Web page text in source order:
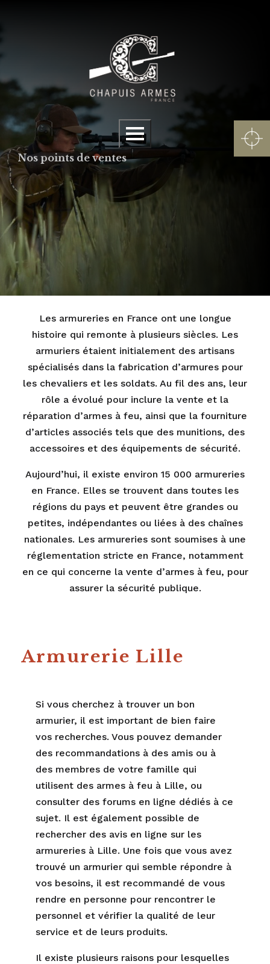
Menu
Nos points de ventes
Les armureries en France ont une longue
histoire qui remonte à plusieurs siècles. Les
armuriers étaient initialement des artisans
spécialisés dans la fabrication d’armures pour
les chevaliers et les soldats. Au fil des ans, leur
rôle a évolué pour inclure la vente et la
réparation d’armes à feu, ainsi que la fourniture
d’articles associés tels que des munitions, des
accessoires et des équipements de sécurité.
Aujourd’hui, il existe environ 15 000 armureries
en France. Elles se trouvent dans toutes les
régions du pays et peuvent être grandes ou
petites, indépendantes ou liées à des chaînes
nationales. Les armureries sont soumises à une
réglementation stricte en France, notamment
en ce qui concerne la vente d’armes à feu, pour
assurer la sécurité publique.
Armurerie Lille
Si vous cherchez à trouver un bon
armurier, il est important de bien faire
vos recherches. Vous pouvez demander
des recommandations à des amis ou à
des membres de votre famille qui
utilisent des armes à feu à Lille, ou
consulter des forums en ligne dédiés à ce
sujet. Il est également possible de
rechercher des avis en ligne sur les
armureries à Lille. Une fois que vous avez
trouvé un armurier qui semble répondre à
vos besoins, il est recommandé de vous
rendre en personne pour rencontrer le
personnel et vérifier la qualité de leur
service et de leurs produits.
Il existe plusieurs raisons pour lesquelles